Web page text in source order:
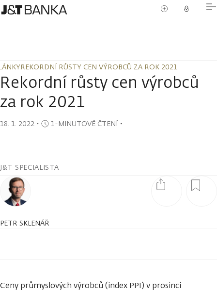
REKORDNÍ RŮSTY CEN VÝROBCŮ ZA ROK 2021
REKORDNÍ RŮSTY CEN VÝROBCŮ ZA ROK 2021
Rekordní růsty cen výrobců
za rok 2021
18. 1. 2022 ・ 1-MINUTOVÉ ČTENÍ・
J&T SPECIALISTA
PETR SKLENÁŘ
Ceny průmyslových výrobců (index PPI) v prosinci